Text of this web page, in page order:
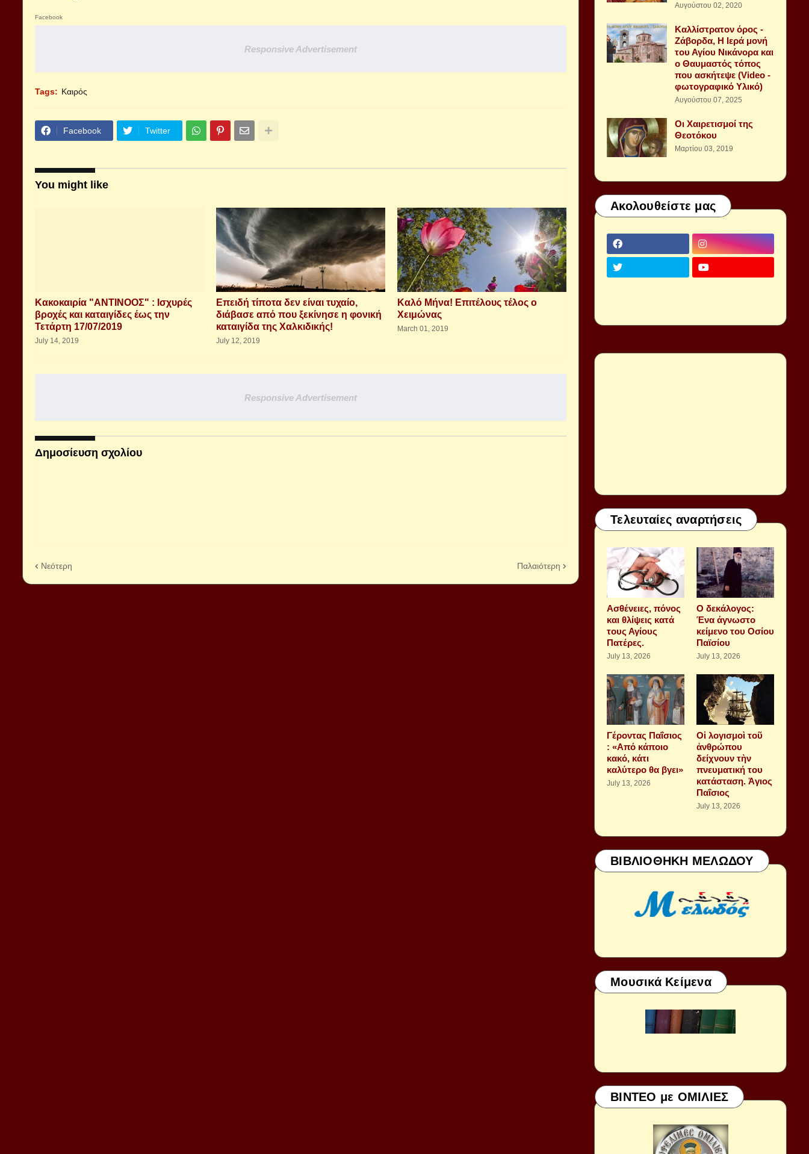
Facebook
Responsive Advertisement
Tags: Καιρός
Facebook Twitter
You might like
Κακοκαιρία "ΑΝΤΙΝΟΟΣ" : Ισχυρές
βροχές και καταιγίδες έως την
Τετάρτη 17/07/2019
July 14, 2019
Επειδή τίποτα δεν είναι τυχαίο,
διάβασε από που ξεκίνησε η φονική
καταιγίδα της Χαλκιδικής!
July 12, 2019
Καλό Μήνα! Επιτέλους τέλος ο
Χειμώνας
March 01, 2019
Responsive Advertisement
Δημοσίευση σχολίου
Νεότερη Παλαιότερη
Αυγούστου 02, 2020
Καλλίστρατον όρος -
Ζάβορδα, Η Ιερά μονή
του Αγίου Νικάνορα και
ο Θαυμαστός τόπος
που ασκήτεψε (Video -
φωτογραφικό Υλικό)
Αυγούστου 07, 2025
Οι Χαιρετισμοί της
Θεοτόκου
Μαρτίου 03, 2019
Ακολουθείστε μας
Τελευταίες αναρτήσεις
Aσθένειες, πόνος
και θλίψεις κατά
τους Αγίους
Πατέρες.
July 13, 2026
Ο δεκάλογος:
Ένα άγνωστο
κείμενο του Οσίου
Παϊσίου
July 13, 2026
Γέροντας Παΐσιος
: «Από κάποιο
κακό, κάτι
καλύτερο θα βγει»
July 13, 2026
Οἱ λογισμοὶ τοῦ
ἀνθρώπου
δείχνουν τὴν
πνευματική του
κατάσταση. Ἁγιος
Παΐσιος
July 13, 2026
ΒΙΒΛΙΟΘΗΚΗ ΜΕΛΩΔΟΥ
Μουσικά Κείμενα
ΒΙΝΤΕΟ με ΟΜΙΛΙΕΣ